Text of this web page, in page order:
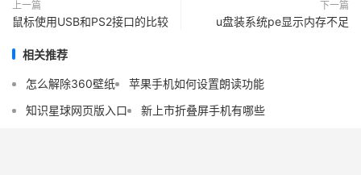
上一篇
鼠标使用USB和PS2接口的比较
下一篇
u盘装系统pe显示内存不足
相关推荐
怎么解除360壁纸
苹果手机如何设置朗读功能
知识星球网页版入口
新上市折叠屏手机有哪些